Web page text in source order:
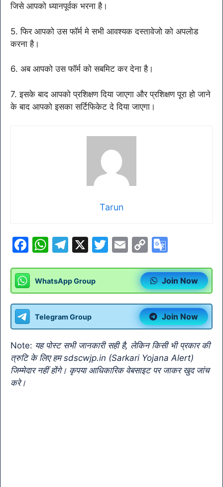
जिसे आपको ध्यानपूर्वक भरना है।
5. फिर आपको उस फॉर्म मे सभी आवश्यक दस्तावेजो को अपलोड
करना है।
6. अब आपको उस फॉर्म को सबमिट कर देना है।
7. इसके बाद आपको प्रशिक्षण दिया जाएगा और प्रशिक्षण पूरा हो जाने
के बाद आपको इसका सर्टिफिकेट दे दिया जाएगा।
Tarun
F
c
e
b
o
o
k
W
at
s
A
p
p
T
e
gr
a
m
X
T
er
E
ai
l
C
p
y
Li
n
k
o
gl
e
Tr
a
n
sl
WhatsApp Group Join Now
Telegram Group Join Now
Note: यह पोस्ट सभी जानकारी सही है, लेकिन किसी भी प्रकार की
त्रुटि के लिए हम sdscwjp.in (Sarkari Yojana Alert)
जिम्मेदार नहीं होंगे। कृपया आधिकारिक वेबसाइट पर जाकर खुद जांच
करे।